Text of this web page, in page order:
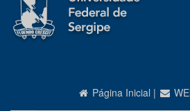
Página Inicial |